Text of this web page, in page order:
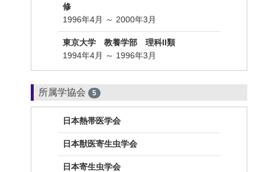
修
1996年4月 ～ 2000年3月
東京大学 教養学部 理科II類
1994年4月 ～ 1996年3月
所属学協会 5
日本熱帯医学会
日本獣医寄生虫学会
日本寄生虫学会